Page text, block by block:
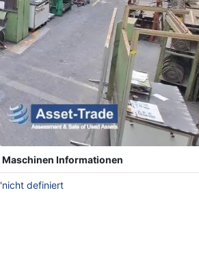
Maschinen Informationen
'nicht definiert